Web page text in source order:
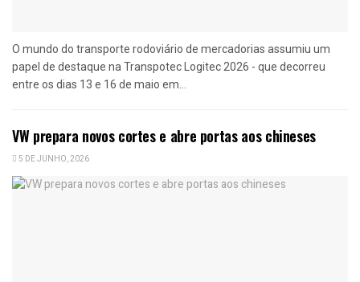
O mundo do transporte rodoviário de mercadorias assumiu um
papel de destaque na Transpotec Logitec 2026 - que decorreu
entre os dias 13 e 16 de maio em...
VW prepara novos cortes e abre portas aos chineses
5 DE JUNHO, 2026